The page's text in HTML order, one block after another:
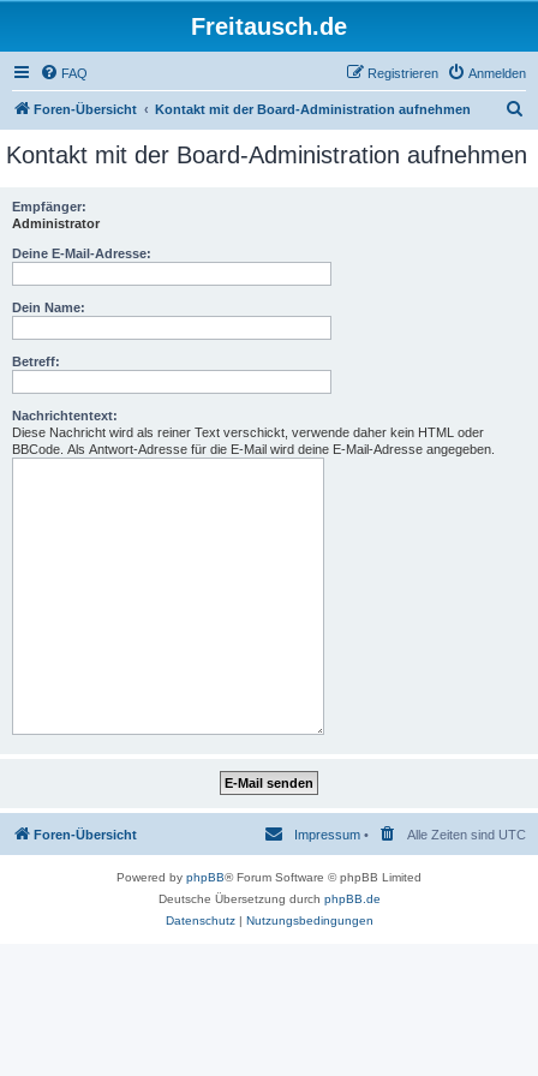
Freitausch.de
FAQ Anmelden
Registrieren
Foren-Übersicht Kontakt mit der Board-Administration aufnehmen
c
Kontakt mit der Board-Administration aufnehmen
Empfänger:
Administrator
Deine E-Mail-Adresse:
Dein Name:
Betreff:
Nachrichtentext:
Diese Nachricht wird als reiner Text verschickt, verwende daher kein HTML oder
BBCode. Als Antwort-Adresse für die E-Mail wird deine E-Mail-Adresse angegeben.
Foren-Übersicht Alle Zeiten sind UTC
Impressum •
Powered by phpBB® Forum Software © phpBB Limited
Deutsche Übersetzung durch phpBB.de
Datenschutz| Nutzungsbedingungen